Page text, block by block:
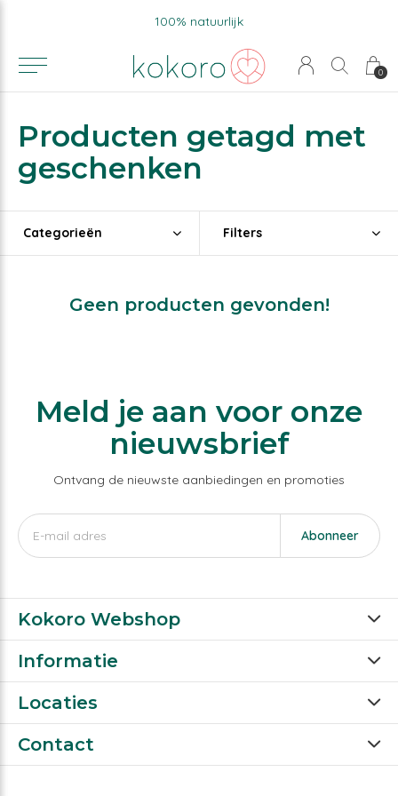
0
100% natuurlijk
Producten getagd met
geschenken
Categorieën Filters
Geen producten gevonden!
Meld je aan voor onze
nieuwsbrief
Ontvang de nieuwste aanbiedingen en promoties
Abonneer
Kokoro Webshop
Informatie
Locaties
Contact